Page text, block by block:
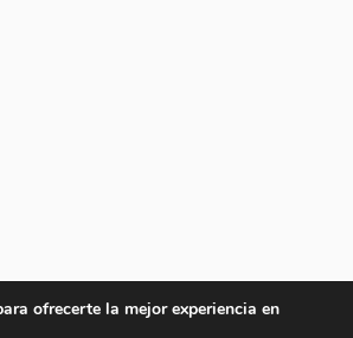
ofrecerte la mejor experiencia en